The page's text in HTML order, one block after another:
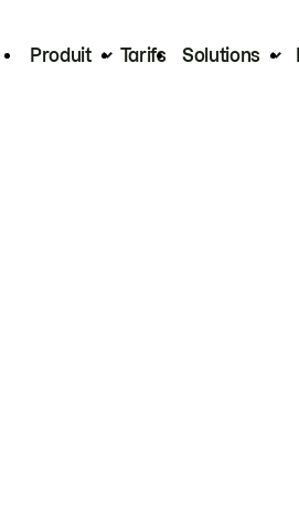
Produit Tarifs Solutions